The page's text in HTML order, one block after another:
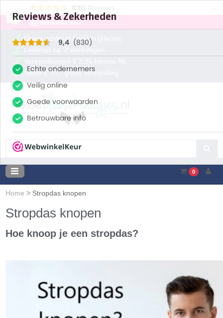
9,4
Gratis achteraf betalen (klarna)
Vanaf € 35,- gratis verzending
0
Home > Stropdas knopen
Stropdas knopen
Hoe knoop je een stropdas?